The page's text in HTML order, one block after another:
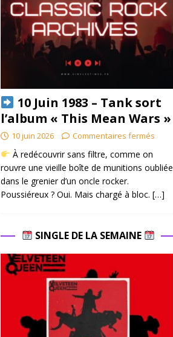
10 Juin 1983 – Tank sort
l’album « This Mean Wars »
10 juin 2026 Commentaires fermés
À redécouvrir sans filtre, comme on
rouvre une vieille boîte de munitions oubliée
dans le grenier d’un oncle rocker.
Poussiéreux ? Oui. Mais chargé à bloc. […]
SINGLE DE LA SEMAINE